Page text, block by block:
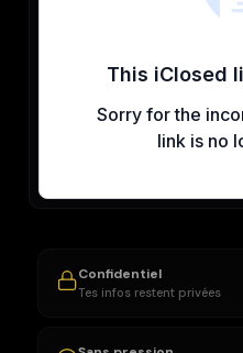
Confidentiel
Tes infos restent privées